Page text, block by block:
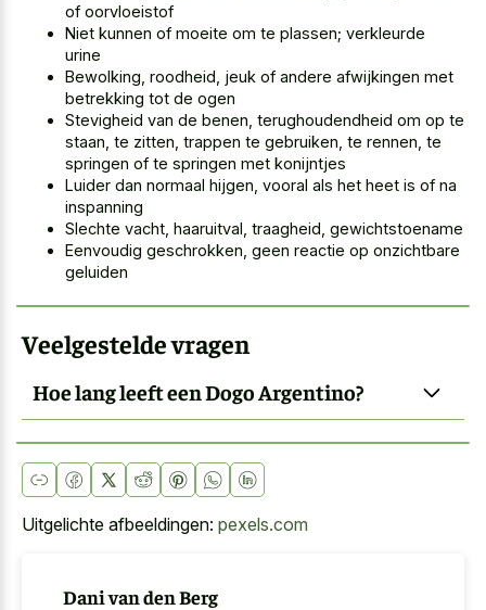
of oorvloeistof
Niet kunnen of moeite om te plassen; verkleurde
urine
Bewolking, roodheid, jeuk of andere afwijkingen met
betrekking tot de ogen
Stevigheid van de benen, terughoudendheid om op te
staan, te zitten, trappen te gebruiken, te rennen, te
springen of te springen met konijntjes
Luider dan normaal hijgen, vooral als het heet is of na
inspanning
Slechte vacht, haaruitval, traagheid, gewichtstoename
Eenvoudig geschrokken, geen reactie op onzichtbare
geluiden
Veelgestelde vragen
Hoe lang leeft een Dogo Argentino?
Uitgelichte afbeeldingen: pexels.com
Dani van den Berg